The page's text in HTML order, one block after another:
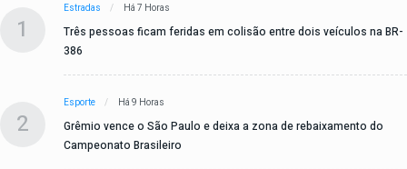
1
Estradas Há 7 Horas
Três pessoas ficam feridas em colisão entre dois veículos na BR-
386
2
Esporte Há 9 Horas
Grêmio vence o São Paulo e deixa a zona de rebaixamento do
Campeonato Brasileiro